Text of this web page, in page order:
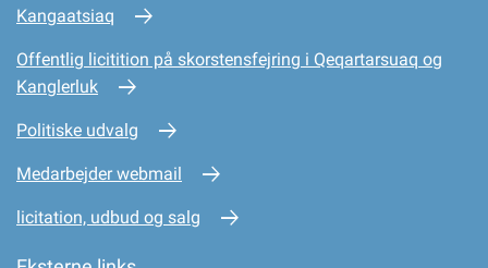
Kangaatsiaq
Offentlig licitition på skorstensfejring i Qeqartarsuaq og
Kanglerluk
Politiske udvalg
Medarbejder webmail
licitation, udbud og salg